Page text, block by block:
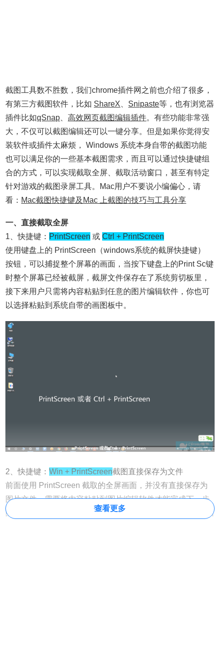
截图工具数不胜数，我们chrome插件网之前也介绍了很多，
有第三方截图软件，比如 ShareX Snipaste等，也有浏览器
插件比如qSnap 、高效网页截图编辑插件。有些功能非常强
大，不仅可以截图编辑还可以一键分享。但是如果你觉得安
装软件或插件太麻烦， Windows 系统本身自带的截图功能
也可以满足你的一些基本截图需求，而且可以通过快捷键组
合的方式，可以实现截取全屏、截取活动窗口，甚至有特定
针对游戏的截图录屏工具。Mac用户不要说小编偏心，请
看： Mac截图快捷键及Mac 上截图的技巧与工具分享
一、直接截取全屏
1、快捷键： PrintScreen 或Ctrl + PrintScreen
使用键盘上的 PrintScreen（windows系统的截屏快捷键）
按钮，可以捕捉整个屏幕的画面，当按下键盘上的Print Sc键
时整个屏幕已经被截屏，截屏文件保存在了系统剪切板里，
接下来用户只需将内容粘贴到任意的图片编辑软件，你也可
以选择粘贴到系统自带的画图板中。
2、快捷键：Win + PrintScreen截图直接保存为文件
前面使用 PrintScreen 截取的全屏画面，并没有直接保存为
图片文件，需要将内容粘贴到图片编辑软件才能完成下一步
的输出工作。而使用 Win + PrintScreen 快捷键截取全屏画面
查看更多